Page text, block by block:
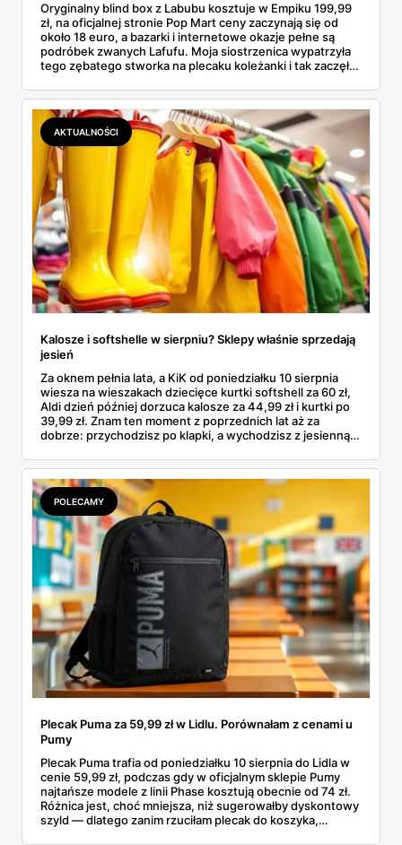
Oryginalny blind box z Labubu kosztuje w Empiku 199,99
zł, na oficjalnej stronie Pop Mart ceny zaczynają się od
około 18 euro, a bazarki i internetowe okazje pełne są
podróbek zwanych Lafufu. Moja siostrzenica wypatrzyła
tego zębatego stworka na plecaku koleżanki i tak zaczęło
kosztuje i po czym poznać, że sprzedawca nie wciska nam
podróbki. Spisałam wszystko, czego się dowiedziałam —
łącznie z jedną wpadką, o której za chwilę.
AKTUALNOŚCI
Kalosze i softshelle w sierpniu? Sklepy właśnie sprzedają
jesień
Za oknem pełnia lata, a KiK od poniedziałku 10 sierpnia
wiesza na wieszakach dziecięce kurtki softshell za 60 zł,
Aldi dzień później dorzuca kalosze za 44,99 zł i kurtki po
39,99 zł. Znam ten moment z poprzednich lat aż za
dobrze: przychodzisz po klapki, a wychodzisz z jesienną
pojawi się w gazetkach w przyszłym tygodniu i czy jest
sens kupować jesień, zanim skończą się wakacje.
POLECAMY
Plecak Puma za 59,99 zł w Lidlu. Porównałam z cenami u
Pumy
Plecak Puma trafia od poniedziałku 10 sierpnia do Lidla w
cenie 59,99 zł, podczas gdy w oficjalnym sklepie Pumy
najtańsze modele z linii Phase kosztują obecnie od 74 zł.
Różnica jest, choć mniejsza, niż sugerowałby dyskontowy
szyld — dlatego zanim rzuciłam plecak do koszyka,